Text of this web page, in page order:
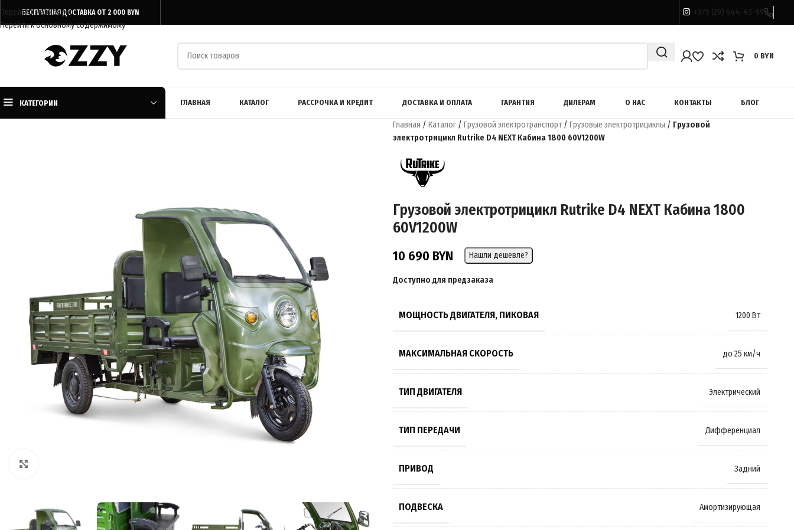
Перейти к навигации
Перейти к основному содержимому
БЕСПЛАТНАЯ ДОСТАВКА ОТ 2 000 BYN +375 (29) 644-43-99
0 BYN
КАТЕГОРИИ ГЛАВНАЯ КАТАЛОГ РАССРОЧКА И КРЕДИТ ДОСТАВКА И ОПЛАТА ГАРАНТИЯ ДИЛЕРАМ О НАС КОНТАКТЫ БЛОГ
Главная / Каталог/ Грузовой электротранспорт/ Грузовые электротрициклы / Грузовой
электротрицикл Rutrike D4 NEXT Кабина 1800 60V1200W
Грузовой электротрицикл Rutrike D4 NEXT Кабина 1800
60V1200W
10 690 BYN Нашли дешевле?
Доступно для предзаказа
МОЩНОСТЬ ДВИГАТЕЛЯ, ПИКОВАЯ 1200 Вт
МАКСИМАЛЬНАЯ СКОРОСТЬ до 25 км/ч
ТИП ДВИГАТЕЛЯ Электрический
ТИП ПЕРЕДАЧИ Дифференциал
ПРИВОД Задний
ПОДВЕСКА Амортизирующая